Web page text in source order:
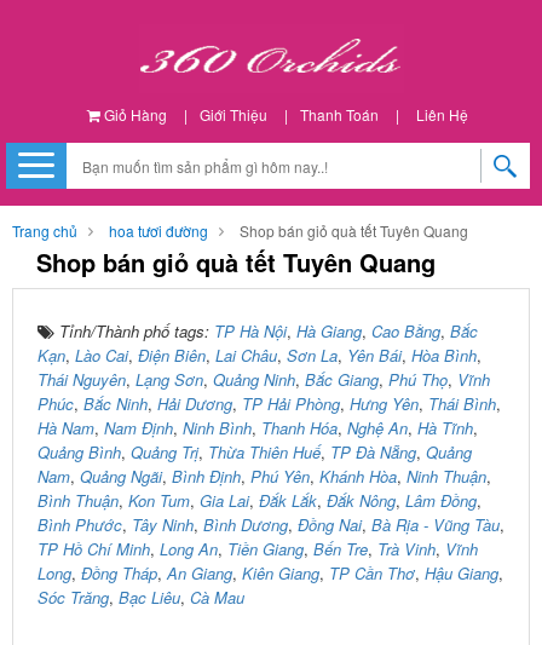
Giỏ Hàng | Giới Thiệu | Thanh Toán | Liên Hệ
Trang chủ hoa tươi đường Shop bán giỏ quà tết Tuyên Quang
Shop bán giỏ quà tết Tuyên Quang
Tỉnh/Thành phố tags: TP Hà Nội, Hà Giang, Cao Bằng, Bắc
Kạn, Lào Cai, Điện Biên, Lai Châu, Sơn La, Yên Bái, Hòa Bình,
Thái Nguyên, Lạng Sơn, Quảng Ninh, Bắc Giang, Phú Thọ, Vĩnh
Phúc, Bắc Ninh, Hải Dương, TP Hải Phòng, Hưng Yên, Thái Bình,
Hà Nam, Nam Định, Ninh Bình, Thanh Hóa, Nghệ An, Hà Tĩnh,
Quảng Bình, Quảng Trị, Thừa Thiên Huế, TP Đà Nẵng, Quảng
Nam, Quảng Ngãi, Bình Định, Phú Yên, Khánh Hòa, Ninh Thuận,
Bình Thuận, Kon Tum, Gia Lai, Đắk Lắk, Đắk Nông, Lâm Đồng,
Bình Phước, Tây Ninh, Bình Dương, Đồng Nai, Bà Rịa - Vũng Tàu,
TP Hồ Chí Minh, Long An, Tiền Giang, Bến Tre, Trà Vinh, Vĩnh
Long, Đồng Tháp,An Giang, Kiên Giang, TP Cần Thơ, Hậu Giang,
Sóc Trăng, Bạc Liêu, Cà Mau